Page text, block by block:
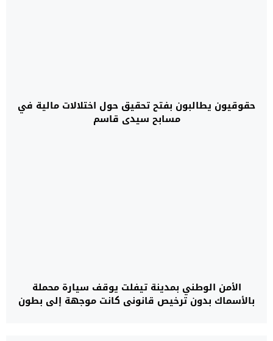
حقوقيون يطالبون بفتح تحقيق حول اختلالات مالية في
مسابح سيدي قاسم
الأمن الوطني بمدينة تيفلت يوقف سيارة محملة
بالأسماك بدون ترخيص قانوني كانت موجهة إلى بطون